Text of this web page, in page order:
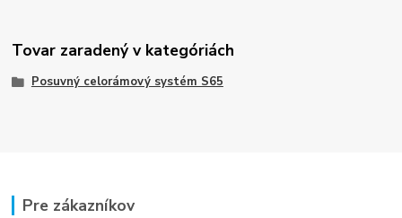
Tovar zaradený v kategóriách
Posuvný celorámový systém S65
Pre zákazníkov